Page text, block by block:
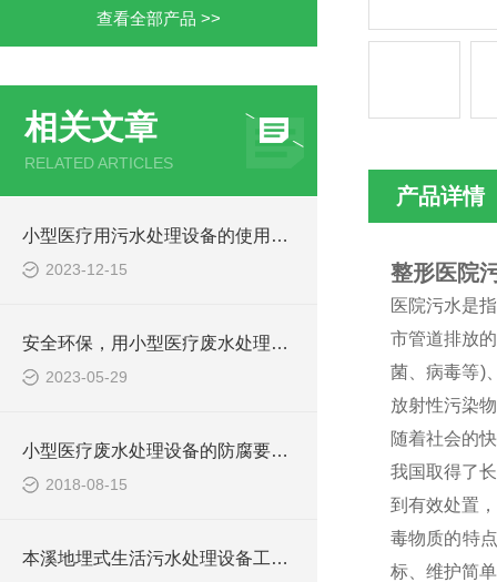
查看全部产品 >>
相关文章
RELATED ARTICLES
小型医疗用污水处理设备的使用注意事项
2023-12-15
安全环保，用小型医疗废水处理设备
2023-05-29
小型医疗废水处理设备的防腐要求你做到了吗
2018-08-15
本溪地埋式生活污水处理设备工艺流程
产品详情
整形医院
医院污水是
市管道排放
菌、病毒等)
放射性污染
随着社会的
我国取得了
到有效处置
毒物质的特
标、维护简